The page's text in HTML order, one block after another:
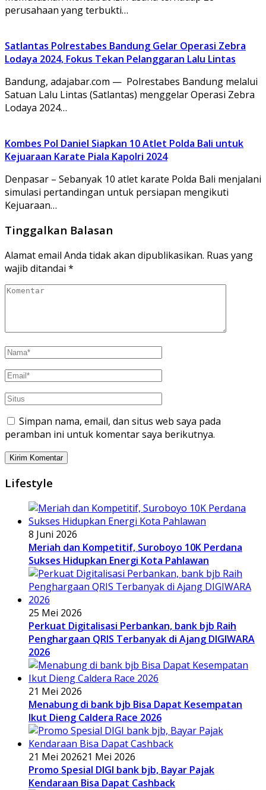
perusahaan yang terbukti…
Satlantas Polrestabes Bandung Gelar Operasi Zebra
Lodaya 2024, Fokus Tekan Pelanggaran Lalu Lintas
Bandung, adajabar.com — Polrestabes Bandung melalui
Satuan Lalu Lintas (Satlantas) menggelar Operasi Zebra
Lodaya 2024…
Kombes Pol Daniel Siapkan 10 Atlet Polda Bali untuk
Kejuaraan Karate Piala Kapolri 2024
Denpasar – Sebanyak 10 atlet karate Polda Bali menjalani
simulasi pertandingan untuk persiapan mengikuti
Kejuaraan…
Tinggalkan Balasan
Alamat email Anda tidak akan dipublikasikan. Ruas yang
wajib ditandai *
Simpan nama, email, dan situs web saya pada
peramban ini untuk komentar saya berikutnya.
Lifestyle
8 Juni 2026
Meriah dan Kompetitif, Suroboyo 10K Perdana
Sukses Hidupkan Energi Kota Pahlawan
25 Mei 2026
Perkuat Digitalisasi Perbankan, bank bjb Raih
Penghargaan QRIS Terbanyak di Ajang DIGIWARA
2026
21 Mei 2026
Menabung di bank bjb Bisa Dapat Kesempatan
Ikut Dieng Caldera Race 2026
21 Mei 202621 Mei 2026
Promo Spesial DIGI bank bjb, Bayar Pajak
Kendaraan Bisa Dapat Cashback